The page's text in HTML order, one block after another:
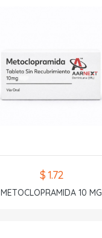
$ 1.72
METOCLOPRAMIDA 10 MG